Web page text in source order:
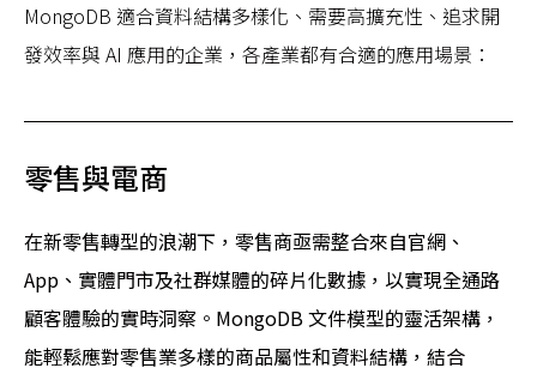
MongoDB 適合資料結構多樣化、需要高擴充性、追求開
發效率與 AI 應用的企業，各產業都有合適的應用場景：
零售與電商
在新零售轉型的浪潮下，零售商亟需整合來自官網、
App、實體門市及社群媒體的碎片化數據，以實現全通路
顧客體驗的實時洞察。MongoDB 文件模型的靈活架構，
能輕鬆應對零售業多樣的商品屬性和資料結構，結合